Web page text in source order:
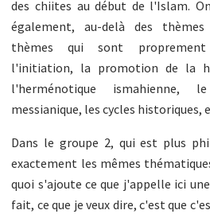
des chiites au début de l'Islam.
également, au-delà des thèmes
thèmes qui sont proprement
l'initiation, la promotion de la
l'herménotique
messianique, les cycles historiques,
Dans le groupe 2, qui est plus
exactement les mêmes
quoi s'ajoute ce que j'appelle ici
fait, ce que je veux dire, c'est que